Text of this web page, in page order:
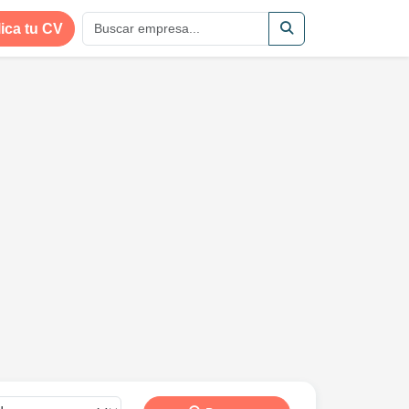
tu CV